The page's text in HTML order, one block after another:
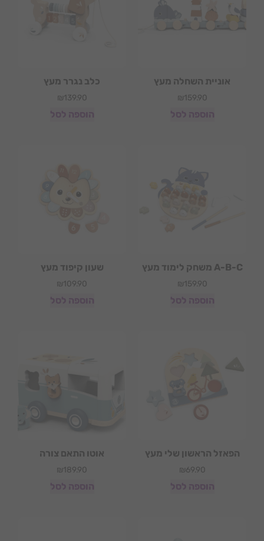
אוניית השחלה מעץ
₪159.90
כלב נגרר מעץ
₪139.90
A-B-C משחק לימוד מעץ
₪159.90
שעון קיפוד מעץ
₪109.90
הפאזל הראשון שלי מעץ
₪69.90
אוטו התאם צורה
₪189.90